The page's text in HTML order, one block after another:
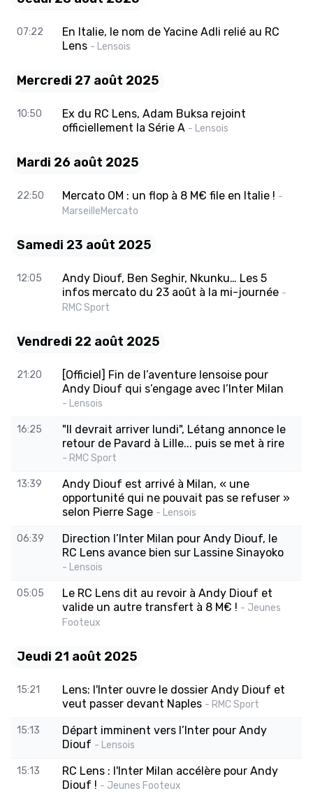
07:22
En Italie, le nom de Yacine Adli relié au RC
Lens - Lensois
Mercredi 27 août 2025
10:50
Ex du RC Lens, Adam Buksa rejoint
officiellement la Série A - Lensois
Mardi 26 août 2025
22:50 Mercato OM : un flop à 8 M€ file en Italie ! -
MarseilleMercato
Samedi 23 août 2025
12:05
Andy Diouf, Ben Seghir, Nkunku… Les 5
infos mercato du 23 août à la mi-journée -
RMC Sport
Vendredi 22 août 2025
21:20
[Officiel] Fin de l’aventure lensoise pour
Andy Diouf qui s’engage avec l’Inter Milan
- Lensois
16:25
"Il devrait arriver lundi", Létang annonce le
retour de Pavard à Lille... puis se met à rire
- RMC Sport
13:39
Andy Diouf est arrivé à Milan, « une
opportunité qui ne pouvait pas se refuser »
selon Pierre Sage - Lensois
06:39
Direction l’Inter Milan pour Andy Diouf, le
RC Lens avance bien sur Lassine Sinayoko
- Lensois
05:05
Le RC Lens dit au revoir à Andy Diouf et
valide un autre transfert à 8 M€ ! - Jeunes
Footeux
Jeudi 21 août 2025
15:21
Lens: l'Inter ouvre le dossier Andy Diouf et
veut passer devant Naples - RMC Sport
15:13
Départ imminent vers l’Inter pour Andy
Diouf - Lensois
15:13
RC Lens : l'Inter Milan accélère pour Andy
Diouf ! - Jeunes Footeux